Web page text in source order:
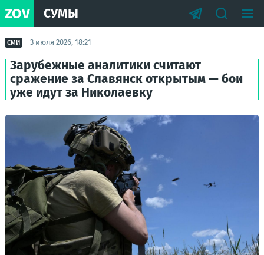
ZOV СУМЫ
СМИ 3 июля 2026, 18:21
Зарубежные аналитики считают
сражение за Славянск открытым — бои
уже идут за Николаевку